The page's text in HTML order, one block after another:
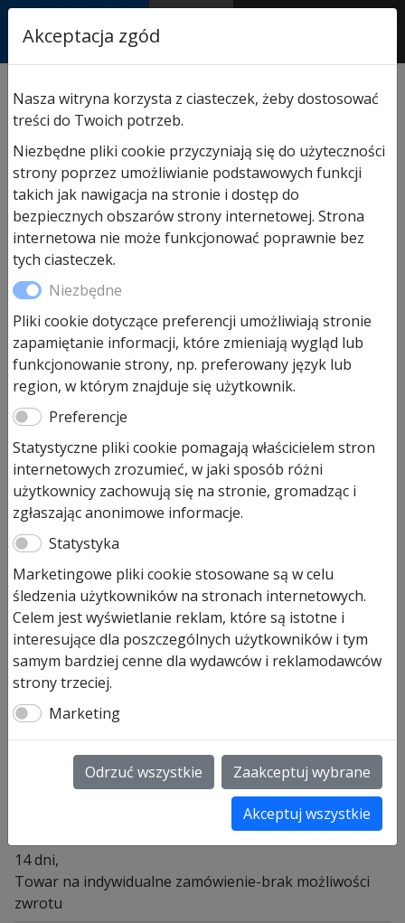
AUTORYZOWANY
PARTNER & SERWIS
garażowych/ Paczka ze śrubami EcoStar Liftronic 500
Paczka ze śrubami EcoStar
Liftronic 500
73,00zł
Pozostało tylko: 1
Paczka ze śrubami EcoStar (typ C),
Liftronic 500 do napędów od 2008-06-01
14 dni,
Towar na indywidualne zamówienie-brak możliwości
zwrotu
Akceptacja zgód
Nasza witryna korzysta z ciasteczek, żeby dostosować
treści do Twoich potrzeb.
Niezbędne pliki cookie przyczyniają się do użyteczności
strony poprzez umożliwianie podstawowych funkcji
takich jak nawigacja na stronie i dostęp do
bezpiecznych obszarów strony internetowej. Strona
internetowa nie może funkcjonować poprawnie bez
tych ciasteczek.
Niezbędne
Pliki cookie dotyczące preferencji umożliwiają stronie
zapamiętanie informacji, które zmieniają wygląd lub
funkcjonowanie strony, np. preferowany język lub
region, w którym znajduje się użytkownik.
Preferencje
Statystyczne pliki cookie pomagają właścicielem stron
internetowych zrozumieć, w jaki sposób różni
użytkownicy zachowują się na stronie, gromadząc i
zgłaszając anonimowe informacje.
Statystyka
Marketingowe pliki cookie stosowane są w celu
śledzenia użytkowników na stronach internetowych.
Celem jest wyświetlanie reklam, które są istotne i
interesujące dla poszczególnych użytkowników i tym
samym bardziej cenne dla wydawców i reklamodawców
strony trzeciej.
Marketing
Odrzuć wszystkie Zaakceptuj wybrane
Akceptuj wszystkie